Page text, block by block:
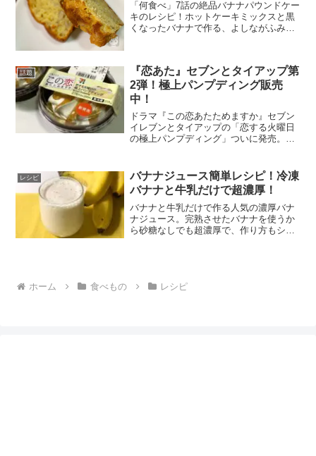
「何食べ」7話の絶品バナナパウンドケー
キのレシピ！ホットケーキミックスと黒
くなったバナナで作る、よしながふみ先
カンタン美味しいバナナケ...
話題
『恋あた』セブンとタイアップ第
2弾！極上パンプディング販売
中！
ドラマ『この恋あたためますか』セブン
イレブンとタイアップの「恋する火曜日
の極上パンプディング」ついに発売。口
上パンプディング」〈恋する火曜日の極
上パンプディング〉・価...
レシピ
バナナジュース簡単レシピ！冷凍
バナナと牛乳だけで超濃厚！
バナナと牛乳だけで作る人気の濃厚バナ
ナジュース。完熟させたバナナを使うか
ら砂糖なしでも超濃厚で、作り方もシン
ホーム
食べもの レシピ